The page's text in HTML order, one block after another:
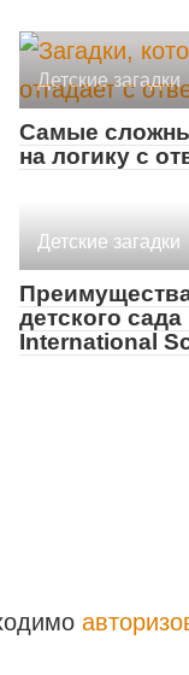
Детские загадки
Самые
на логику с
Детские загадки
детского
International